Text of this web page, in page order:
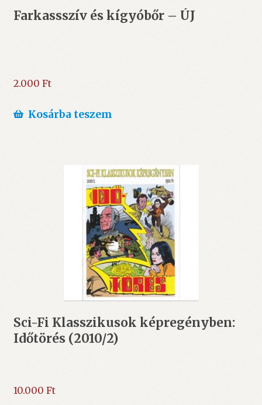
Farkassszív és kígyóbőr – ÚJ
2.000 Ft
Kosárba teszem
Sci-Fi Klasszikusok képregényben:
Időtörés (2010/2)
10.000 Ft